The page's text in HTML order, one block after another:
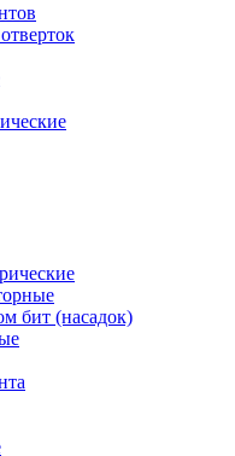
бит (насадок)